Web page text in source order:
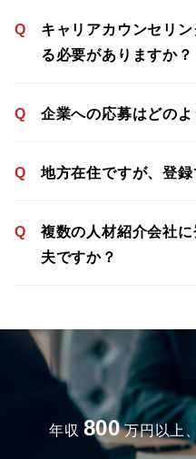
Q
キャリアカウンセリ
る必要がありますか？
Q 企業への応募はどの
Q 地方在住ですが、登録
Q
複数の人材紹介会社
夫ですか？
年収 800 万円以上